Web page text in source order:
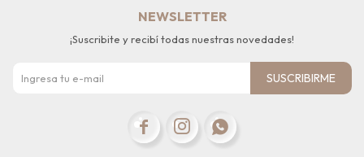
NEWSLETTER
¡Suscribite y recibí todas nuestras novedades!
SUSCRIBIRME
  